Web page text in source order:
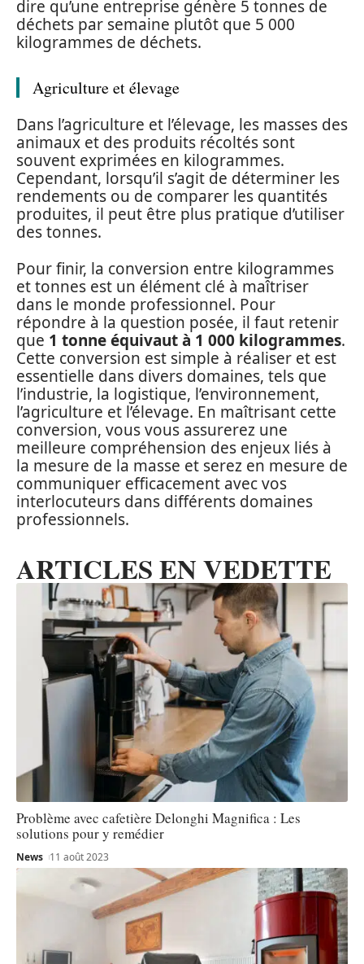
dire qu’une entreprise génère 5 tonnes de
déchets par semaine plutôt que 5 000
kilogrammes de déchets.
Agriculture et élevage
Dans l’agriculture et l’élevage, les masses des
animaux et des produits récoltés sont
souvent exprimées en kilogrammes.
Cependant, lorsqu’il s’agit de déterminer les
rendements ou de comparer les quantités
produites, il peut être plus pratique d’utiliser
des tonnes.
Pour finir, la conversion entre kilogrammes
et tonnes est un élément clé à maîtriser
dans le monde professionnel. Pour
répondre à la question posée, il faut retenir
que 1 tonne équivaut à 1 000 kilogrammes.
Cette conversion est simple à réaliser et est
essentielle dans divers domaines, tels que
l’industrie, la logistique, l’environnement,
l’agriculture et l’élevage. En maîtrisant cette
conversion, vous vous assurerez une
meilleure compréhension des enjeux liés à
la mesure de la masse et serez en mesure de
communiquer efficacement avec vos
interlocuteurs dans différents domaines
professionnels.
ARTICLES EN VEDETTE
Problème avec cafetière Delonghi Magnifica : Les
solutions pour y remédier
News 11 août 2023